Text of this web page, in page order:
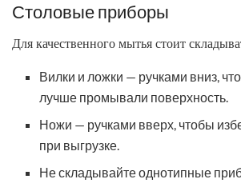
Столовые приборы
Для качественного мытья стоит
Вилки и ложки — ручками вниз,
лучше промывали поверхность.
Ножи — ручками вверх, чтобы
при выгрузке.
Не складывайте однотипные